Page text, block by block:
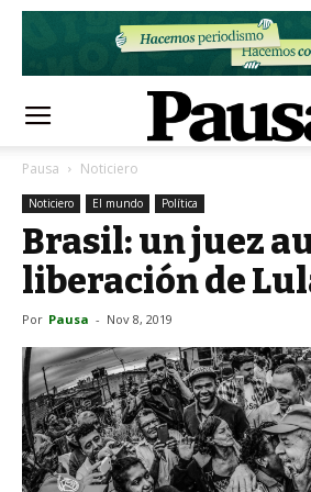
Pausa Noticiero
Noticiero El mundo Política
Brasil: un juez
liberación de
Por Pausa - Nov 8, 2019